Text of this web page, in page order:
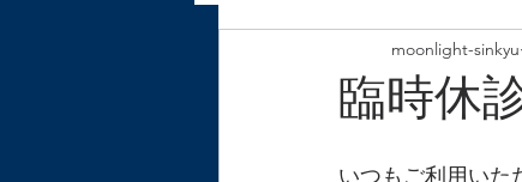
臨時休
moonlight-sinkyu
いつもご利用いた